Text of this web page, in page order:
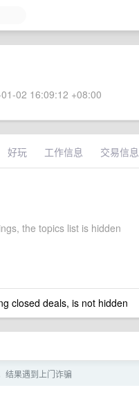
02 16:09:12 +08:00
好玩 工作信息 交易信息
the topics list is hidden
closed deals, is not hidden
结果遇到上门诈骗